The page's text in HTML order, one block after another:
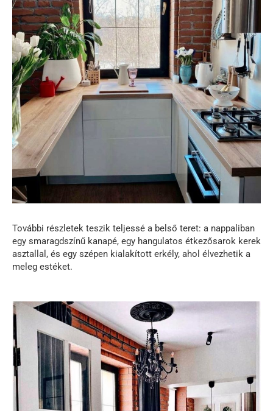
További részletek teszik teljessé a belső teret: a nappaliban
egy smaragdszínű kanapé, egy hangulatos étkezősarok kerek
asztallal, és egy szépen kialakított erkély, ahol élvezhetik a
meleg estéket.